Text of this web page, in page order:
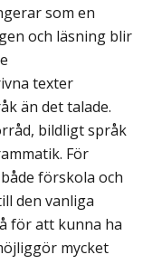
som en
och läsning blir
texter
än det talade.
bildligt språk
För
förskola och
den vanliga
för att kunna ha
mycket